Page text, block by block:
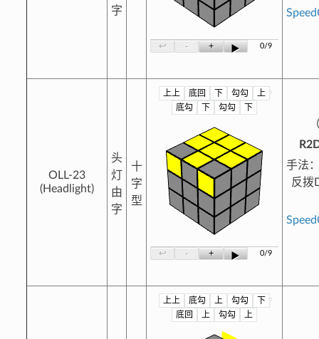
字
↩ - + ▶ 0/9
OLL-23
(Headlight)
头
灯
由
字
十
字
型
上上 底回 下 勾勾
上
底勾
下 勾勾 下
?
↩ - + ▶ 0/9
手法
反拨
上上 底勾 上 勾勾
下
底回
上 勾勾 上
?